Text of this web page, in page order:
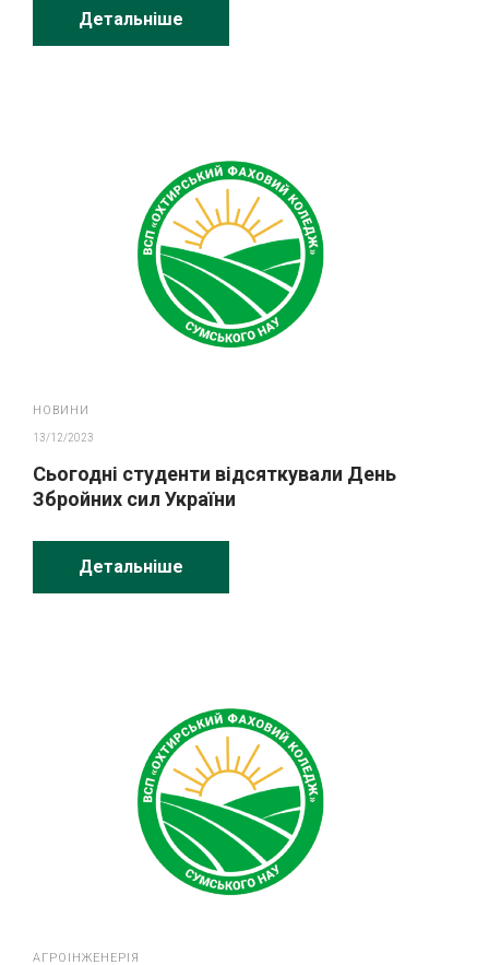
Детальніше
НОВИНИ
13/12/2023
Сьогодні студенти відсяткували День
Збройних сил України
Детальніше
АГРОІНЖЕНЕРІЯ